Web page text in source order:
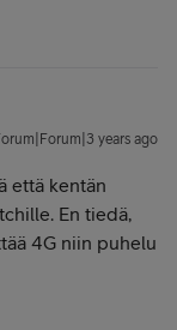
years ago
että kentän
En tiedä,
4G niin puhelu